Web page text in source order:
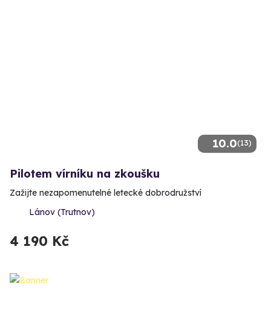
10.0(13)
Pilotem vírníku na zkoušku
Zažijte nezapomenutelné letecké dobrodružství
Lánov (Trutnov)
4 190 Kč